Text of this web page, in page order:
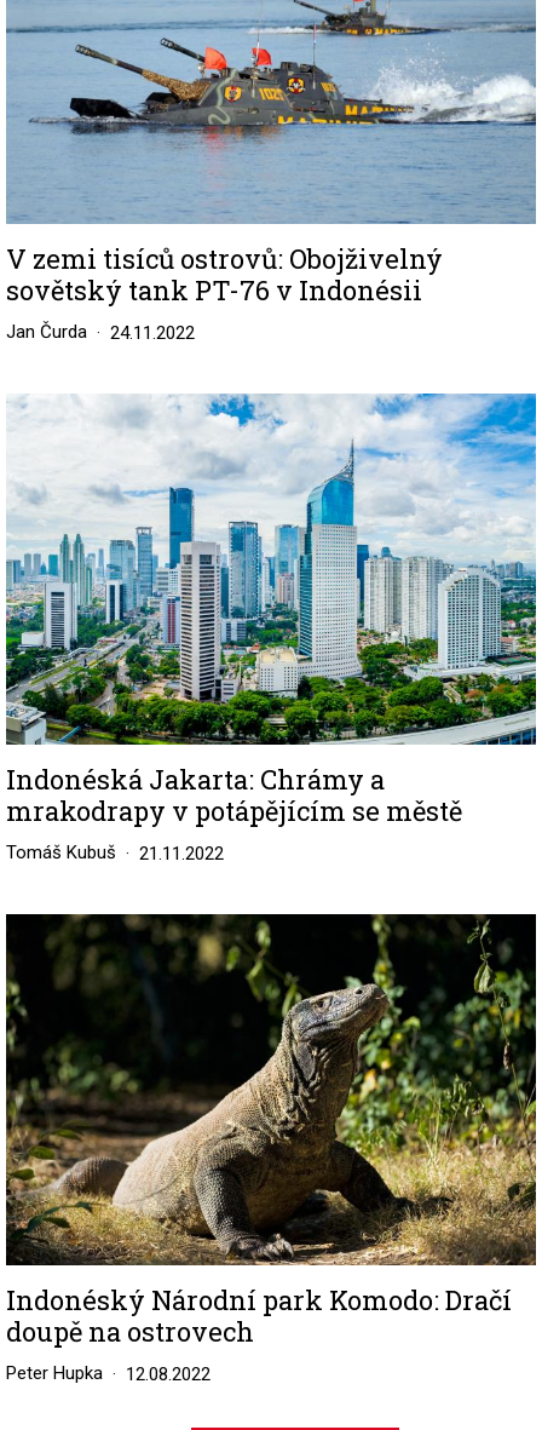
V zemi tisíců ostrovů: Obojživelný
sovětský tank PT-76 v Indonésii
Jan Čurda 24.11.2022
Image
Indonéská Jakarta: Chrámy a
mrakodrapy v potápějícím se městě
Tomáš Kubuš 21.11.2022
Image
Indonéský Národní park Komodo: Dračí
doupě na ostrovech
Peter Hupka 12.08.2022